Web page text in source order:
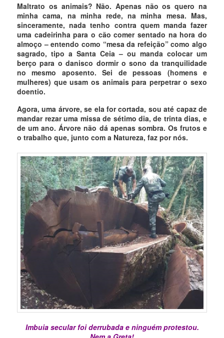
Maltrato os animais? Não. Apenas não os quero na
minha cama, na minha rede, na minha mesa. Mas,
sinceramente, nada tenho contra quem manda fazer
uma cadeirinha para o cão comer sentado na hora do
almoço – entendo como “mesa da refeição” como algo
sagrado, tipo a Santa Ceia – ou manda colocar um
berço para o danisco dormir o sono da tranquilidade
no mesmo aposento. Sei de pessoas (homens e
mulheres) que usam os animais para perpetrar o sexo
doentio.
Agora, uma árvore, se ela for cortada, sou até capaz de
mandar rezar uma missa de sétimo dia, de trinta dias, e
de um ano. Árvore não dá apenas sombra. Os frutos e
o trabalho que, junto com a Natureza, faz por nós.
Imbuia secular foi derrubada e ninguém protestou.